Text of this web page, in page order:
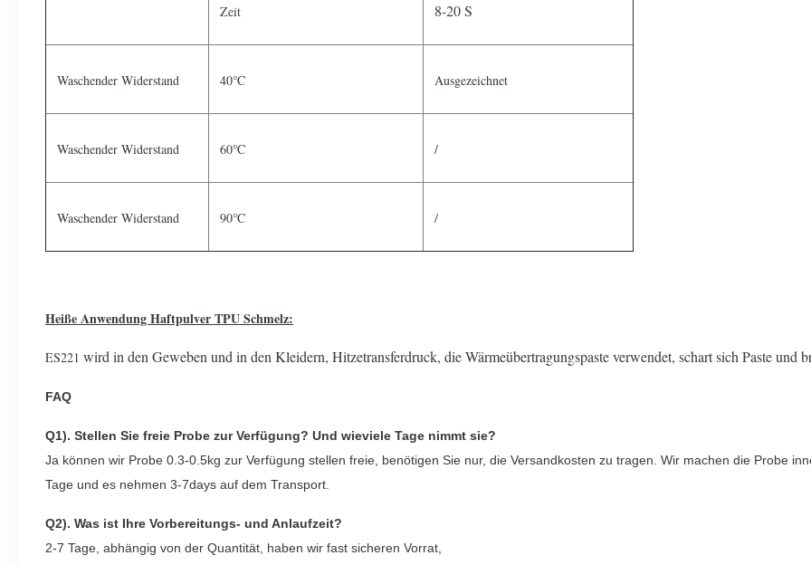
Zeit 8-20 S
Waschender Widerstand 40℃ Ausgezeichnet
Waschender Widerstand 60℃ /
Waschender Widerstand 90℃ /
Heiße Anwendung Haftpulver TPU Schmelz:
ES221 wird in den Geweben und in den Kleidern, Hitzetransferdruck, die Wärmeübertragungspaste verwendet, schart sich Paste und
FAQ
Q1). Stellen Sie freie Probe zur Verfügung? Und wieviele Tage nimmt sie?
Ja können wir Probe 0.3-0.5kg zur Verfügung stellen freie, benötigen Sie nur, die Versandkosten zu tragen. Wir machen die Probe
Tage und es nehmen 3-7days auf dem Transport.
Q2). Was ist Ihre Vorbereitungs- und Anlaufzeit?
2-7 Tage, abhängig von der Quantität, haben wir fast sicheren Vorrat,